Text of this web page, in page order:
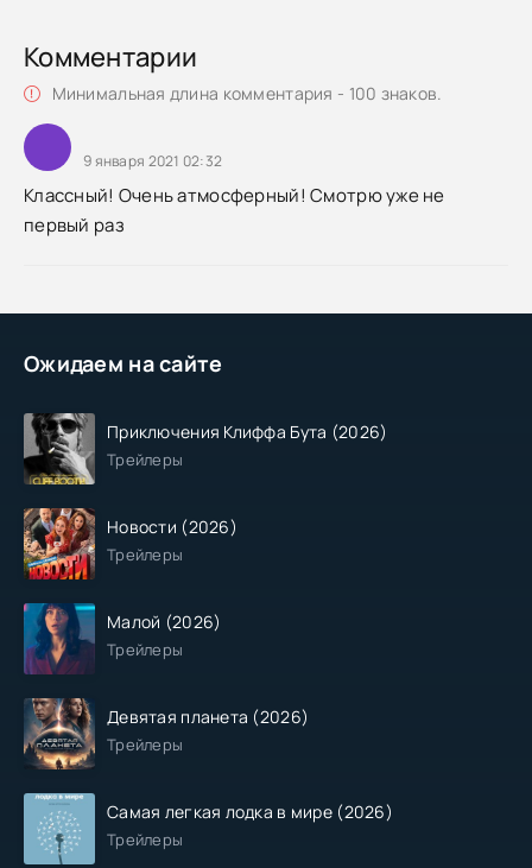
Ожидаем на сайте
Приключения Клиффа Бута (2026)
Трейлеры
Новости (2026)
Трейлеры
Малой (2026)
Трейлеры
Девятая планета (2026)
Трейлеры
Самая легкая лодка в мире (2026)
Трейлеры
Комментарии
Минимальная длина комментария - 100 знаков.
9 января 2021 02:32
Классный! Очень атмосферный! Смотрю уже не
первый раз